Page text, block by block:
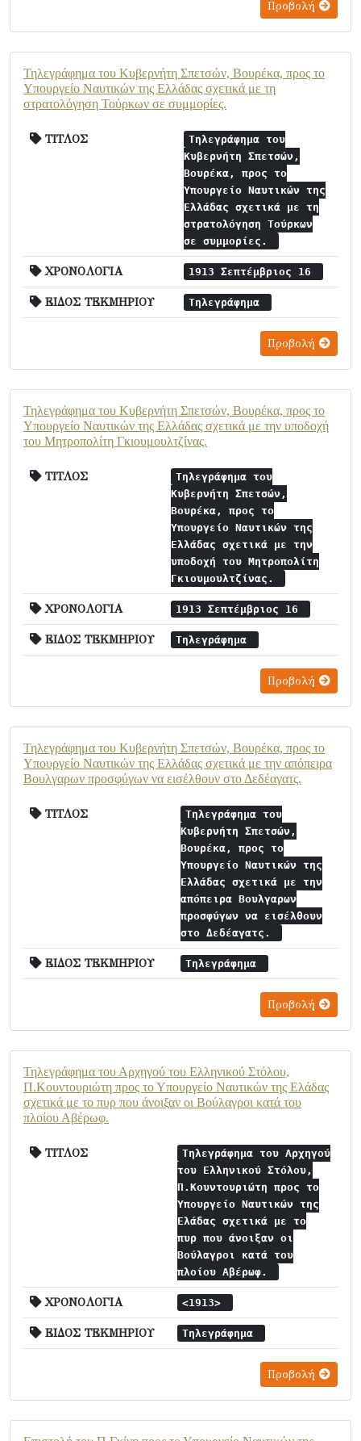
Προβολή
Τηλεγράφημα του Κυβερνήτη Σπετσών, Βουρέκα, προς το
Υπουργείο Ναυτικών της Ελλάδας σχετικά με τη
στρατολόγηση Τούρκων σε συμμορίες.
ΤΙΤΛΟΣ
Τηλεγράφημα του
Κυβερνήτη Σπετσών,
Βουρέκα, προς το
Υπουργείο Ναυτικών της
Ελλάδας σχετικά με τη
στρατολόγηση Τούρκων
σε συμμορίες.
ΧΡΟΝΟΛΟΓΙΑ 1913 Σεπτέμβριος 16
ΕΙΔΟΣ ΤΕΚΜΗΡΙΟΥ Τηλεγράφημα
Προβολή
Τηλεγράφημα του Κυβερνήτη Σπετσών, Βουρέκα, προς το
Υπουργείο Ναυτικών της Ελλάδας σχετικά με την υποδοχή
του Μητροπολίτη Γκιουμουλτζίνας.
ΤΙΤΛΟΣ
Τηλεγράφημα του
Κυβερνήτη Σπετσών,
Βουρέκα, προς το
Υπουργείο Ναυτικών της
Ελλάδας σχετικά με την
υποδοχή του Μητροπολίτη
Γκιουμουλτζίνας.
ΧΡΟΝΟΛΟΓΙΑ 1913 Σεπτέμβριος 16
ΕΙΔΟΣ ΤΕΚΜΗΡΙΟΥ Τηλεγράφημα
Προβολή
Τηλεγράφημα του Κυβερνήτη Σπετσών, Βουρέκα, προς το
Υπουργείο Ναυτικών της Ελλάδας σχετικά με την απόπειρα
Βουλγαρων προσφύγων να εισέλθουν στο Δεδέαγατς.
ΤΙΤΛΟΣ
Τηλεγράφημα του
Κυβερνήτη Σπετσών,
Βουρέκα, προς το
Υπουργείο Ναυτικών της
Ελλάδας σχετικά με την
απόπειρα Βουλγαρων
προσφύγων να εισέλθουν
στο Δεδέαγατς.
ΕΙΔΟΣ ΤΕΚΜΗΡΙΟΥ Τηλεγράφημα
Προβολή
Τηλεγράφημα του Αρχηγού του Ελληνικού Στόλου,
Π.Κουντουριώτη προς το Υπουργείο Ναυτικών της Ελάδας
σχετικά με το πυρ που άνοιξαν οι Βούλαγροι κατά του
πλοίου Αβέρωφ.
ΤΙΤΛΟΣ
Τηλεγράφημα του Αρχηγού
του Ελληνικού Στόλου,
Π.Κουντουριώτη προς το
Υπουργείο Ναυτικών της
Ελάδας σχετικά με το
πυρ που άνοιξαν οι
Βούλαγροι κατά του
πλοίου Αβέρωφ.
ΧΡΟΝΟΛΟΓΙΑ <1913>
ΕΙΔΟΣ ΤΕΚΜΗΡΙΟΥ Τηλεγράφημα
Προβολή